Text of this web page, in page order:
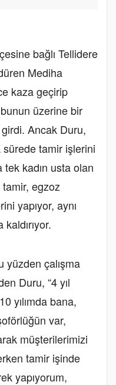
bağlı Tellidere
Mediha
kaza geçirip
üzerine bir
Ancak Duru,
sürede tamir işlerini
kadın usta olan
egzoz
yapıyor, aynı
yüzden çalışma
Duru, “4 yıl
yılımda bana,
var,
müşterilerimizi
tamir işinde
yapıyorum,